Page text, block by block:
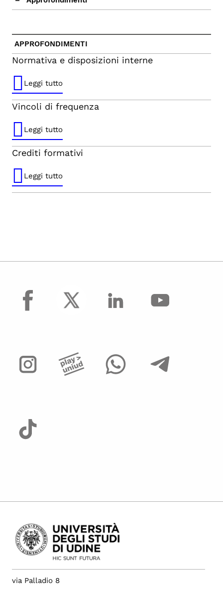
APPROFONDIMENTI
Normativa e disposizioni interne
Leggi tutto
Vincoli di frequenza
Leggi tutto
Crediti formativi
Leggi tutto
facebook
via Palladio 8